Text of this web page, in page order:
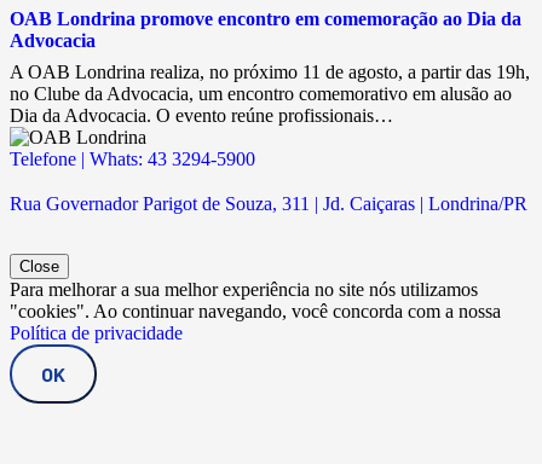
OAB Londrina promove encontro em comemoração ao Dia da
Advocacia
A OAB Londrina realiza, no próximo 11 de agosto, a partir das 19h,
no Clube da Advocacia, um encontro comemorativo em alusão ao
Dia da Advocacia. O evento reúne profissionais…
Telefone | Whats: 43 3294-5900
Rua Governador Parigot de Souza, 311 | Jd. Caiçaras | Londrina/PR
Close
Para melhorar a sua melhor experiência no site nós utilizamos
"cookies". Ao continuar navegando, você concorda com a nossa
Política de privacidade
OK